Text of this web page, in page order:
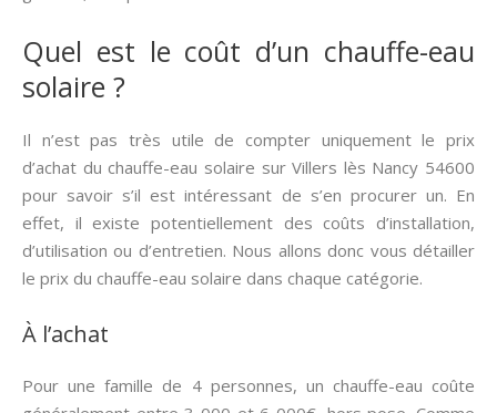
Quel est le coût d’un chauffe-eau
solaire ?
Il n’est pas très utile de compter uniquement le prix
d’achat du chauffe-eau solaire sur Villers lès Nancy 54600
pour savoir s’il est intéressant de s’en procurer un. En
effet, il existe potentiellement des coûts d’installation,
d’utilisation ou d’entretien. Nous allons donc vous détailler
le prix du chauffe-eau solaire dans chaque catégorie.
À l’achat
Pour une famille de 4 personnes, un chauffe-eau coûte